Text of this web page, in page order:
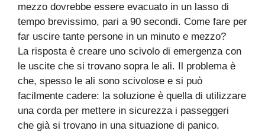
mezzo dovrebbe essere evacuato in un lasso di
tempo brevissimo, pari a 90 secondi. Come fare per
far uscire tante persone in un minuto e mezzo?
La risposta è creare uno scivolo di emergenza con
le uscite che si trovano sopra le ali. Il problema è
che, spesso le ali sono scivolose e si può
facilmente cadere: la soluzione è quella di utilizzare
una corda per mettere in sicurezza i passeggeri
che già si trovano in una situazione di panico.